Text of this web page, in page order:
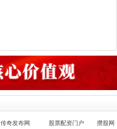
传奇发布网 股票配资门户 攒股网